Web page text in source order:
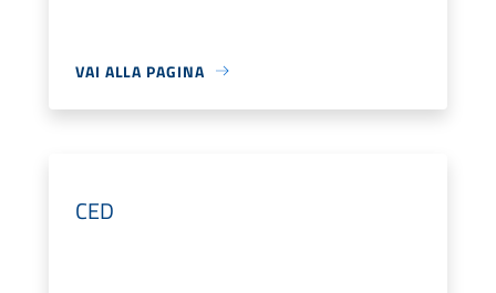
VAI ALLA PAGINA
CED